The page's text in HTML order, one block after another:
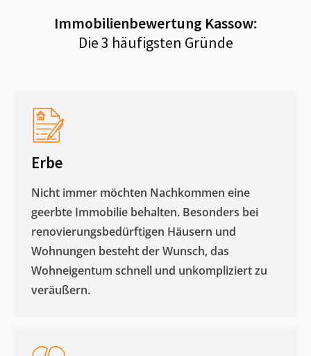
Immobilienbewertung Kassow:
Die 3 häufigsten Gründe
Erbe
Nicht immer möchten Nachkommen eine
geerbte Immobilie behalten. Besonders bei
renovierungsbedürftigen Häusern und
Wohnungen besteht der Wunsch, das
Wohneigentum schnell und unkompliziert zu
veräußern. ​